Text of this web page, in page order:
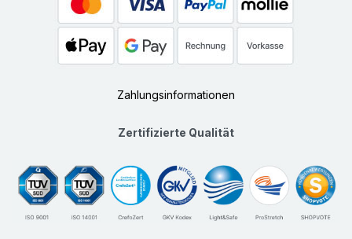
Zahlungsinformationen
Zertifizierte Qualität